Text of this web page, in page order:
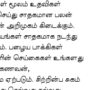
மூலம் உதவிகள்
சாதகமான பலன்
அறிமுகம் கிடைக்கும்.
சாதகமாக நடந்து
. பழைய பாக்கிகள்
செய்கைகள் உங்களது
கணவன்,
ஏற்படும். சிற்றின்ப சுகம்